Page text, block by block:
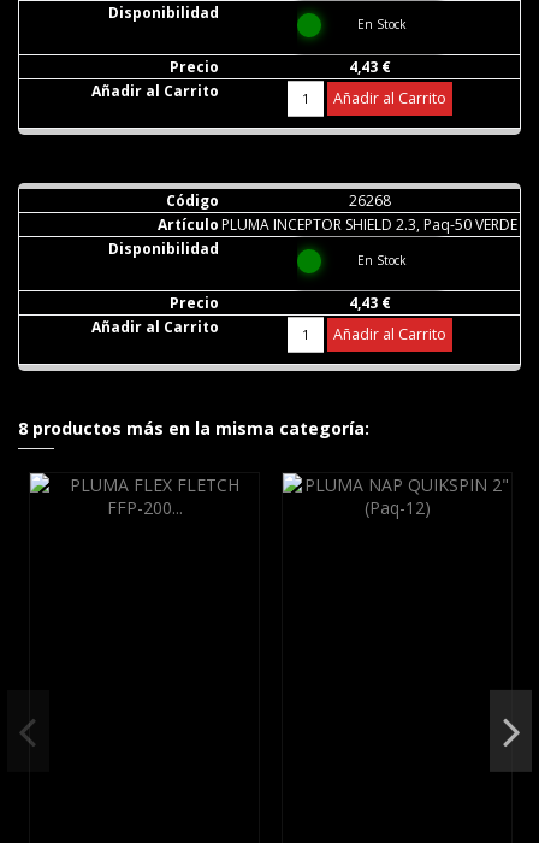
En Stock
4,43 €
Añadir al Carrito
26268
PLUMA INCEPTOR SHIELD 2.3, Paq-50 VERDE
En Stock
4,43 €
Añadir al Carrito
8 productos más en la misma categoría: